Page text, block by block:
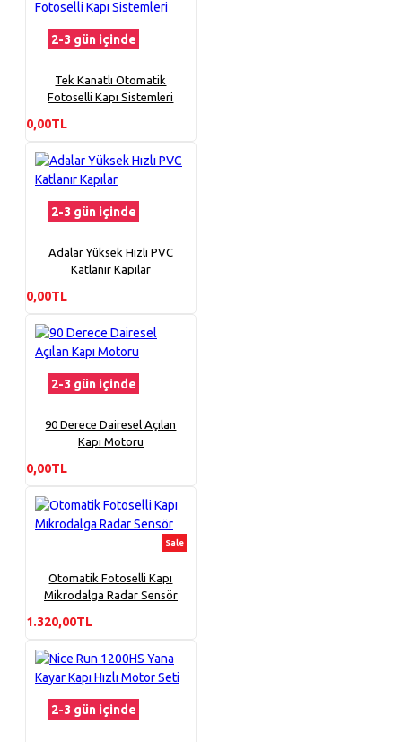
2-3 gün içinde
Tek Kanatlı Otomatik
Fotoselli Kapı Sistemleri
0,00TL
2-3 gün içinde
Adalar Yüksek Hızlı PVC
Katlanır Kapılar
0,00TL
2-3 gün içinde
90 Derece Dairesel Açılan
Kapı Motoru
0,00TL
Sale
Otomatik Fotoselli Kapı
Mikrodalga Radar Sensör
1.320,00TL
2-3 gün içinde